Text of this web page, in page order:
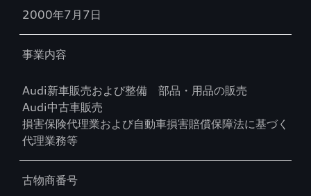
2000年7月7日
事業内容
Audi新車販売および整備 部品・用品の販売
Audi中古車販売
損害保険代理業および自動車損害賠償保障法に基づく
代理業務等
古物商番号